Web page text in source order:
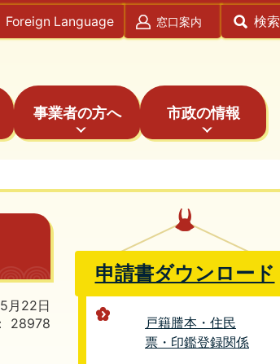
Foreign Language 窓口案内 検索
事業者の方へ 市政の情報
月22日
28978
申請書ダウンロード
戸籍謄本・住民
票・印鑑登録関係